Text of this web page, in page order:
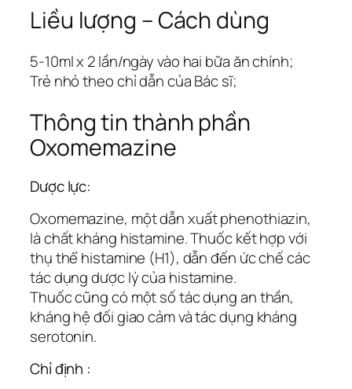
Liều lượng – Cách dùng
5-10ml x 2 lần/ngày vào hai bữa ăn chính;
Trẻ nhỏ theo chỉ dẫn của Bác sĩ;
Thông tin thành phần
Oxomemazine
Dược lực:
Oxomemazine, một dẫn xuất phenothiazin,
là chất kháng histamine. Thuốc kết hợp với
thụ thể histamine (H1), dẫn đến ức chế các
tác dụng dược lý của histamine.
Thuốc cũng có một số tác dụng an thần,
kháng hệ đối giao cảm và tác dụng kháng
serotonin.
Chỉ định :